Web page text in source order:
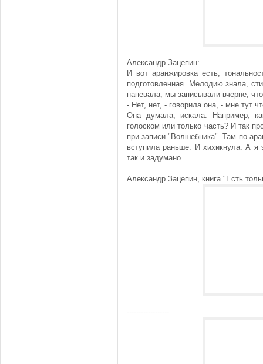
Александр Зацепин:
И вот аранжировка есть,
подготовленная. Мелодию знала,
напевала, мы записывали вчерне,
- Нет, нет, - говорила она, - мне тут
Она думала, искала. Например,
голоском или только часть? И так
при записи "Волшебника". Там по
вступила раньше. И хихикнула. А я
так и задумано.
Александр Зацепин, книга "Есть
------------------